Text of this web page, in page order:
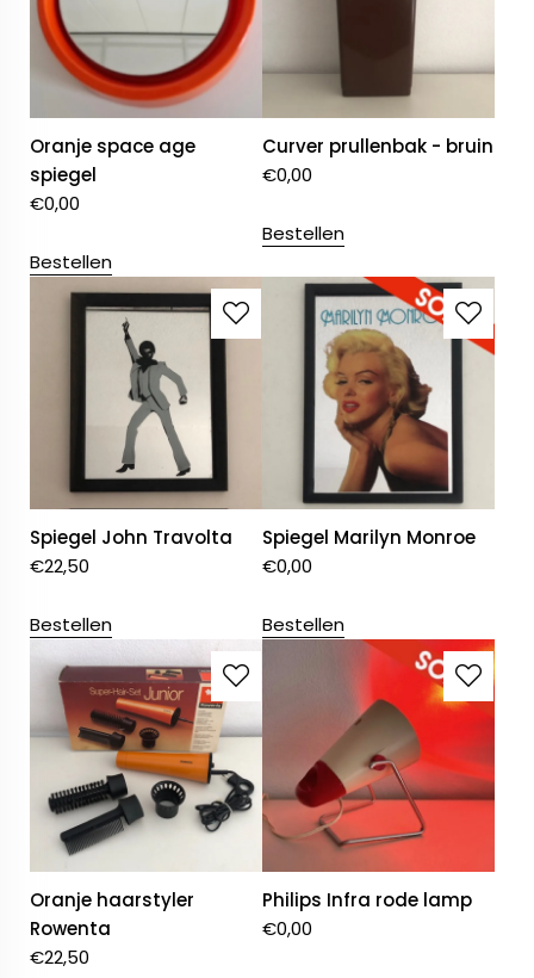
Oranje space age
spiegel
€0,00
Bestellen
Curver prullenbak - bruin
€0,00
Bestellen
Spiegel John Travolta
€22,50
Bestellen
Spiegel Marilyn Monroe
€0,00
Bestellen
Oranje haarstyler
Rowenta
€22,50
Philips Infra rode lamp
€0,00